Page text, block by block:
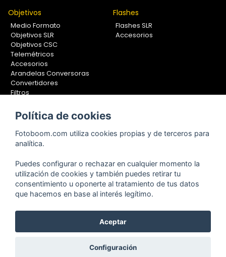
Objetivos
Medio Formato
Objetivos SLR
Objetivos CSC
Telemétricos
Accesorios
Arandelas Conversoras
Convertidores
Filtros
Calibradores
Flashes
Flashes SLR
Accesorios
Soportes Fotografía
Monopiés
Trípodes
Kit Completos
Accesorios
Copyright © 2001-2024, Fotoboom, Fotonet, S.L. CIF. B-83430587
C/ San Romualdo Nº26 - 28037 Madrid - España
304 28 94. Cualquier comentario o sugerencia nos la puedes
Política de cookies
Fotoboom.com utiliza cookies propias y de terceros para
analítica.
Puedes configurar o rechazar en cualquier momento la
utilización de cookies y también puedes retirar tu
consentimiento u oponerte al tratamiento de tus datos
que hacemos en base al interés legítimo.
Aceptar
Configuración